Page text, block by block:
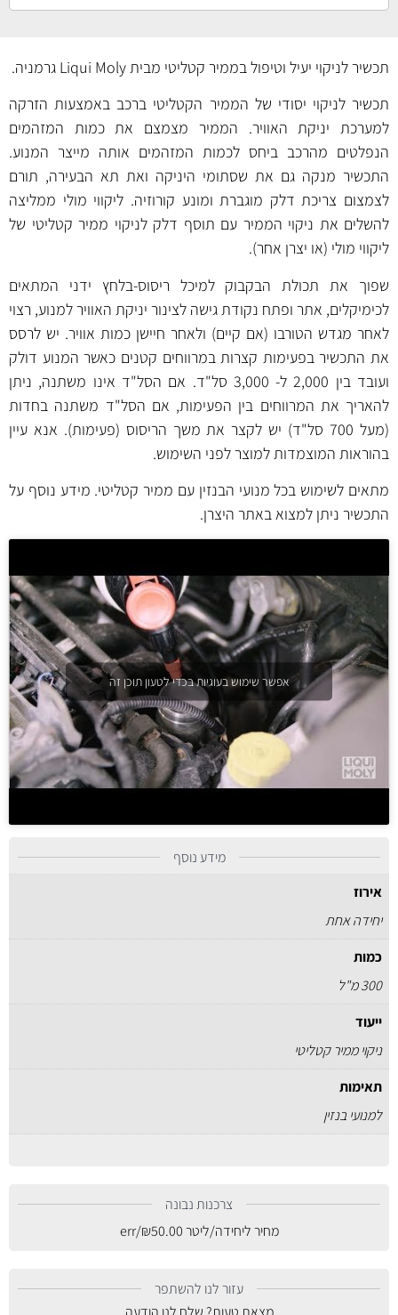
תכשיר לניקוי יעיל וטיפול בממיר קטליטי מבית Liqui Moly גרמניה.
תכשיר לניקוי יסודי של הממיר הקטליטי ברכב באמצעות הזרקה
למערכת יניקת האוויר. הממיר מצמצם את כמות המזהמים
הנפלטים מהרכב ביחס לכמות המזהמים אותה מייצר המנוע.
התכשיר מנקה גם את שסתומי היניקה ואת תא הבעירה, תורם
לצמצום צריכת דלק מוגברת ומונע קורוזיה. ליקווי מולי ממליצה
להשלים את ניקוי הממיר עם תוסף דלק לניקוי ממיר קטליטי של
ליקווי מולי (או יצרן אחר).
שפוך את תכולת הבקבוק למיכל ריסוס-בלחץ ידני המתאים
לכימיקלים, אתר ופתח נקודת גישה לצינור יניקת האוויר למנוע, רצוי
לאחר מגדש הטורבו (אם קיים) ולאחר חיישן כמות אוויר. יש לרסס
את התכשיר בפעימות קצרות במרווחים קטנים כאשר המנוע דולק
ועובד בין 2,000 ל- 3,000 סל"ד. אם הסל"ד אינו משתנה, ניתן
להאריך את המרווחים בין הפעימות, אם הסל"ד משתנה בחדות
(מעל 700 סל"ד) יש לקצר את משך הריסוס (פעימות). אנא עיין
בהוראות המוצמדות למוצר לפני השימוש.
מתאים לשימוש בכל מנועי הבנזין עם ממיר קטליטי. מידע נוסף על
התכשיר ניתן למצוא באתר היצרן.
אפשר שימוש בעוגיות בכדי לטעון תוכן זה
מידע נוסף
אירוז
יחידה אחת
כמות
300 מ"ל
ייעוד
ניקוי ממיר קטליטי
תאימות
למנועי בנזין
צרכנות נבונה
מחיר ליחידה/ליטר
₪50.00
/err
עזור לנו להשתפר